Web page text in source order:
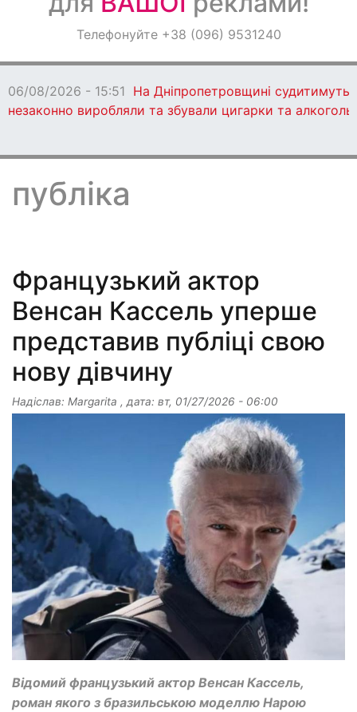
ОголошенняТелефонуйте +38 (096) 9531240
06/08/2026 - 15:51 На Дніпропетровщині судитимуть
незаконно виробляли та збували цигарки та алкоголь
публіка
Французький актор
Венсан Кассель уперше
представив публіці свою
нову дівчину
Надіслав: Margarita , дата: вт, 01/27/2026 - 06:00
Відомий французький актор Венсан Кассель,
роман якого з бразильською моделлю Нарою